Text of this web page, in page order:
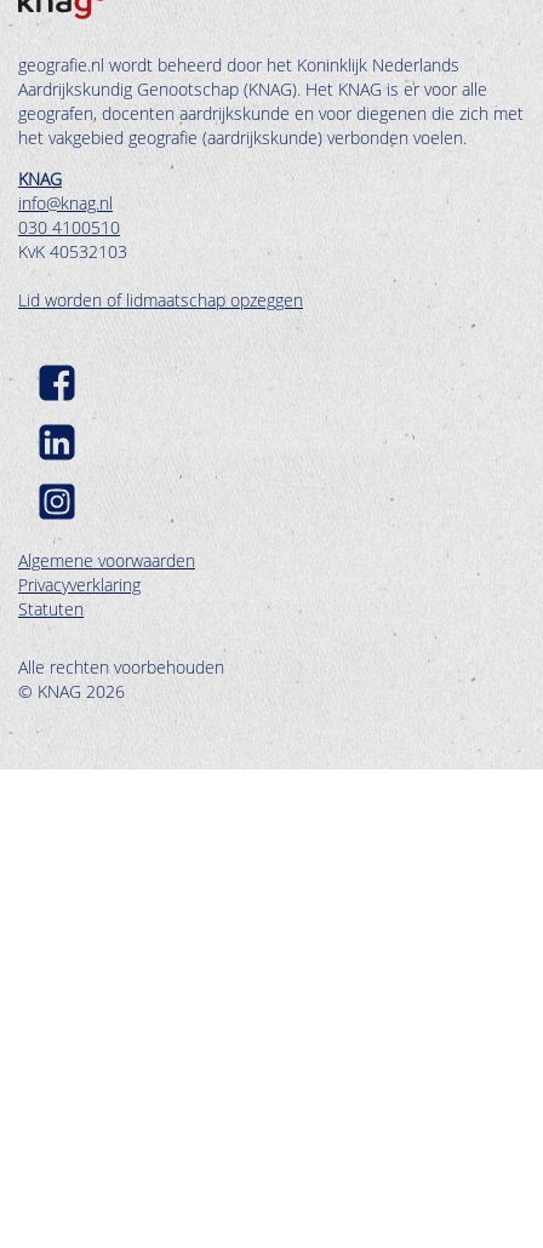
geografie.nl wordt beheerd door het Koninklijk Nederlands
Aardrijkskundig Genootschap (KNAG). Het KNAG is er voor alle
geografen, docenten aardrijkskunde en voor diegenen die zich met
het vakgebied geografie (aardrijkskunde) verbonden voelen.
KNAG
info@knag.nl
030 4100510
KvK 40532103
Lid worden of lidmaatschap opzeggen
Algemene voorwaarden
Privacyverklaring
Statuten
Alle rechten voorbehouden
© KNAG 2026